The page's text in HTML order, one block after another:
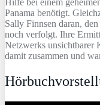
Panama benötigt.
Sally Finnsen daran,
noch verfolgt. Ihre
Netzwerks unsichtbarer
damit zusammen und